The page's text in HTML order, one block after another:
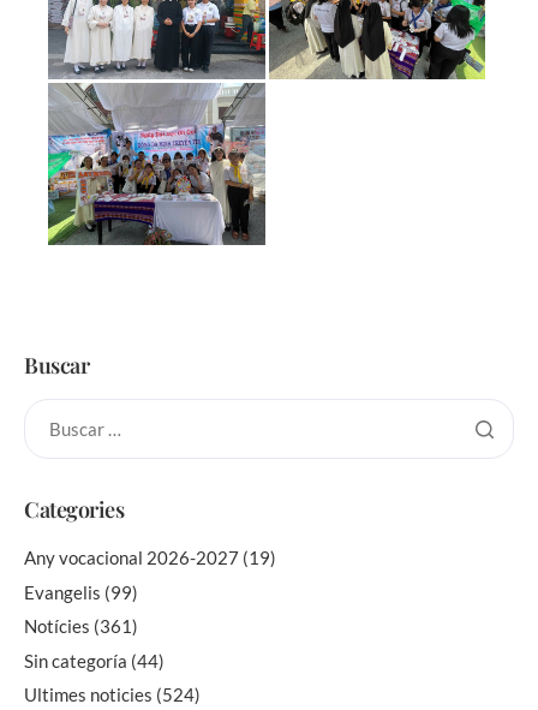
Buscar
Categories
Any vocacional 2026-2027 (19)
Evangelis (99)
Notícies (361)
Sin categoría (44)
Ultimes noticies (524)